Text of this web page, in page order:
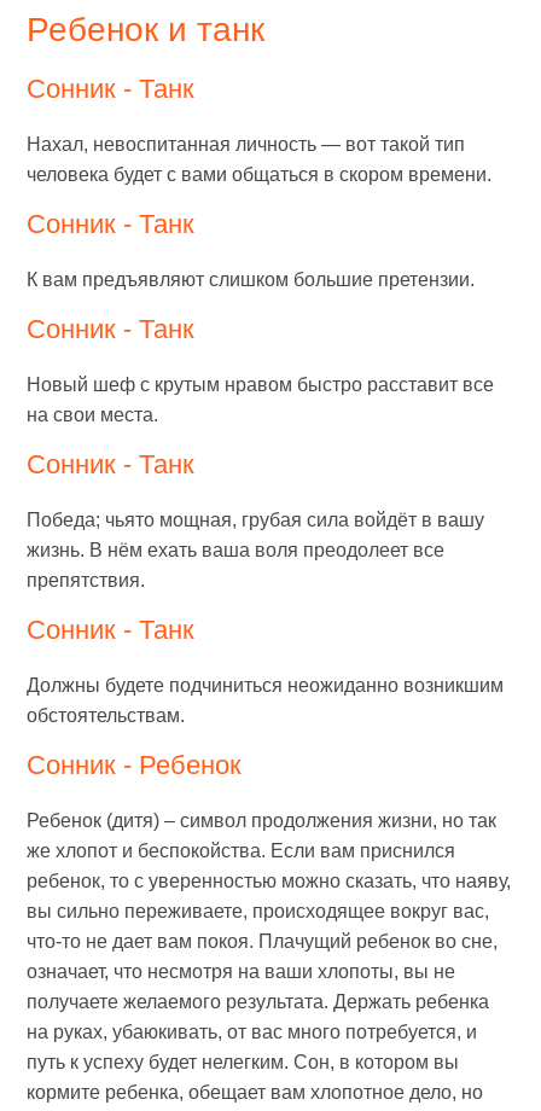
Ребенок и танк
Сонник - Танк
Нахал, невоспитанная личность — вот такой тип
человека будет с вами общаться в скором времени.
Сонник - Танк
К вам предъявляют слишком большие претензии.
Сонник - Танк
Новый шеф с крутым нравом быстро расставит все
на свои места.
Сонник - Танк
Победа; чьято мощная, грубая сила войдёт в вашу
жизнь. В нём ехать ваша воля преодолеет все
препятствия.
Сонник - Танк
Должны будете подчиниться неожиданно возникшим
обстоятельствам.
Сонник - Ребенок
Ребенок (дитя) – символ продолжения жизни, но так
же хлопот и беспокойства. Если вам приснился
ребенок, то с уверенностью можно сказать, что наяву,
вы сильно переживаете, происходящее вокруг вас,
что-то не дает вам покоя. Плачущий ребенок во сне,
означает, что несмотря на ваши хлопоты, вы не
получаете желаемого результата. Держать ребенка
на руках, убаюкивать, от вас много потребуется, и
путь к успеху будет нелегким. Сон, в котором вы
кормите ребенка, обещает вам хлопотное дело, но